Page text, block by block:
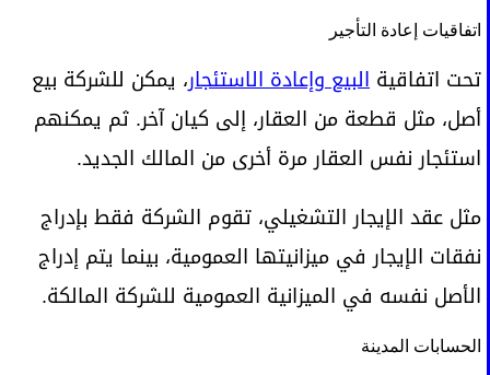
اتفاقيات إعادة التأجير
تحت اتفاقية البيع وإعادة الاستئجار، يمكن للشركة بيع
أصل، مثل قطعة من العقار، إلى كيان آخر. ثم يمكنهم
استئجار نفس العقار مرة أخرى من المالك الجديد.
مثل عقد الإيجار التشغيلي، تقوم الشركة فقط بإدراج
نفقات الإيجار في ميزانيتها العمومية، بينما يتم إدراج
الأصل نفسه في الميزانية العمومية للشركة المالكة.
الحسابات المدينة